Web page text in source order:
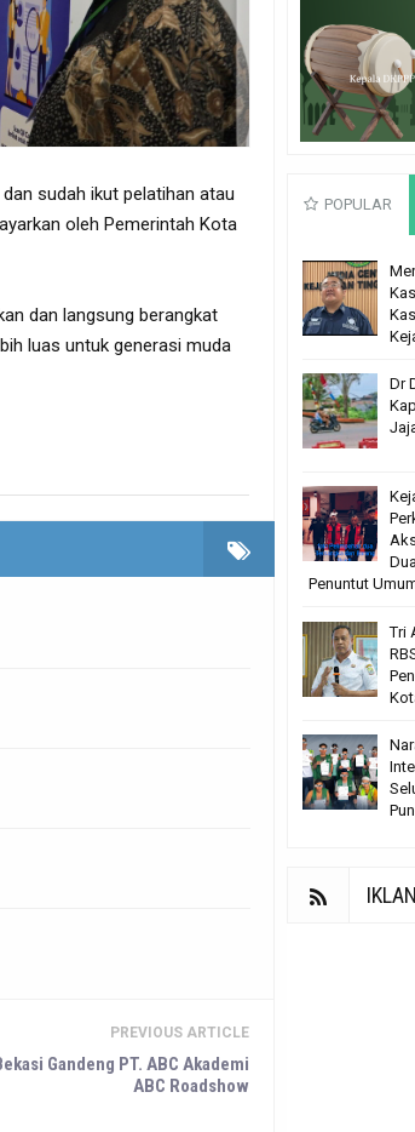
sudah ikut pelatihan atau
oleh Pemerintah Kota
dan langsung berangkat
luas untuk generasi muda
PREVIOUS ARTICLE
Gandeng PT. ABC Akademi
ABC Roadshow
POPULAR
Dr
Penuntut
Tri
IKLAN